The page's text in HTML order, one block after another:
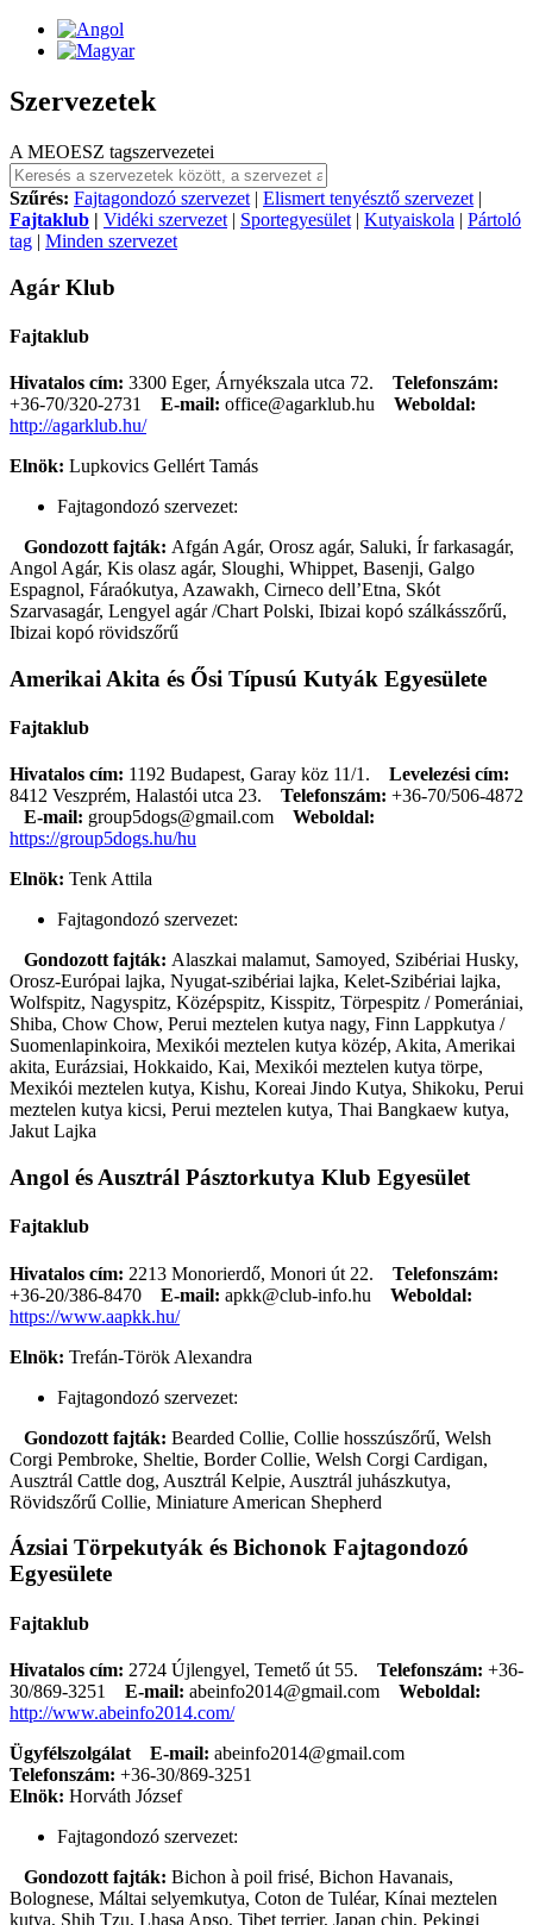
Szervezetek
A MEOESZ tagszervezetei
Szűrés: Fajtagondozó szervezet | Elismert tenyésztő szervezet |
Fajtaklub | Vidéki szervezet | Sportegyesület | Kutyaiskola | Pártoló
tag | Minden szervezet
Agár Klub
Fajtaklub
Hivatalos cím: 3300 Eger, Árnyékszala utca 72. Telefonszám:
+36-70/320-2731
E-mail: office@agarklub.hu
Weboldal:
http://agarklub.hu/
Elnök: Lupkovics Gellért Tamás
Fajtagondozó szervezet:
Gondozott fajták: Afgán Agár, Orosz agár, Saluki, Ír farkasagár,
Angol Agár, Kis olasz agár, Sloughi, Whippet, Basenji, Galgo
Espagnol, Fáraókutya, Azawakh, Cirneco dell’Etna, Skót
Szarvasagár, Lengyel agár /Chart Polski, Ibizai kopó szálkásszőrű,
Ibizai kopó rövidszőrű
Amerikai Akita és Ősi Típusú Kutyák Egyesülete
Fajtaklub
Hivatalos cím: 1192 Budapest, Garay köz 11/1. Levelezési cím:
8412 Veszprém, Halastói utca 23.
Telefonszám: +36-70/506-4872
E-mail: group5dogs@gmail.com
Weboldal:
https://group5dogs.hu/hu
Elnök: Tenk Attila
Fajtagondozó szervezet:
Gondozott fajták: Alaszkai malamut, Samoyed, Szibériai Husky,
Orosz-Európai lajka, Nyugat-szibériai lajka, Kelet-Szibériai lajka,
Wolfspitz, Nagyspitz, Középspitz, Kisspitz, Törpespitz / Pomerániai,
Shiba, Chow Chow, Perui meztelen kutya nagy, Finn Lappkutya /
Suomenlapinkoira, Mexikói meztelen kutya közép, Akita, Amerikai
akita, Eurázsiai, Hokkaido, Kai, Mexikói meztelen kutya törpe,
Mexikói meztelen kutya, Kishu, Koreai Jindo Kutya, Shikoku, Perui
meztelen kutya kicsi, Perui meztelen kutya, Thai Bangkaew kutya,
Jakut Lajka
Angol és Ausztrál Pásztorkutya Klub Egyesület
Fajtaklub
Hivatalos cím: 2213 Monorierdő, Monori út 22. Telefonszám:
+36-20/386-8470
E-mail: apkk@club-info.hu
Weboldal:
https://www.aapkk.hu/
Elnök: Trefán-Török Alexandra
Fajtagondozó szervezet:
Gondozott fajták: Bearded Collie, Collie hosszúszőrű, Welsh
Corgi Pembroke, Sheltie, Border Collie, Welsh Corgi Cardigan,
Ausztrál Cattle dog, Ausztrál Kelpie, Ausztrál juhászkutya,
Rövidszőrű Collie, Miniature American Shepherd
Ázsiai Törpekutyák és Bichonok Fajtagondozó
Egyesülete
Fajtaklub
Hivatalos cím: 2724 Újlengyel, Temető út 55. Telefonszám: +36-
30/869-3251
E-mail: abeinfo2014@gmail.com
Weboldal:
http://www.abeinfo2014.com/
Ügyfélszolgálat
E-mail: abeinfo2014@gmail.com
Telefonszám: +36-30/869-3251
Elnök: Horváth József
Fajtagondozó szervezet:
Gondozott fajták: Bichon à poil frisé, Bichon Havanais,
Bolognese, Máltai selyemkutya, Coton de Tuléar, Kínai meztelen
kutya, Shih Tzu, Lhasa Apso, Tibet terrier, Japan chin, Pekingi